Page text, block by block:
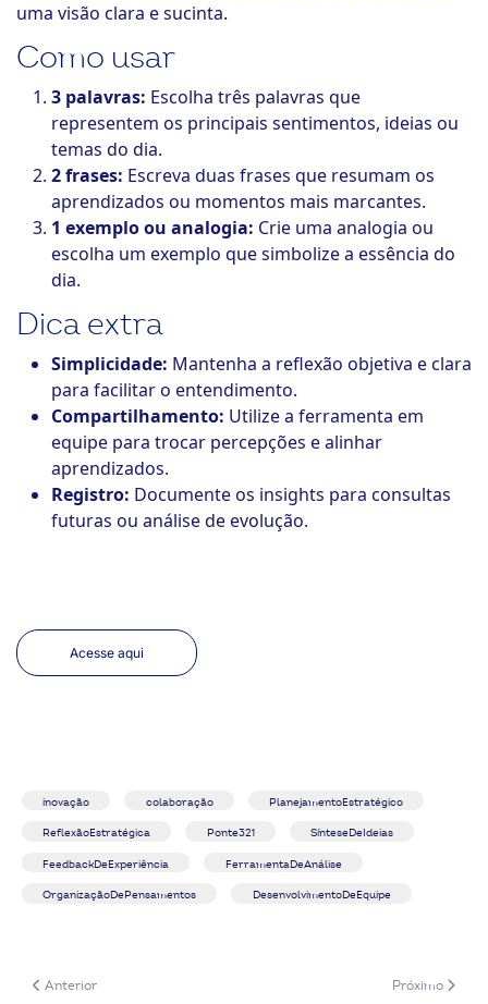
uma visão clara e sucinta.
Como usar
3 palavras: Escolha três palavras que
representem os principais sentimentos, ideias ou
temas do dia.
2 frases: Escreva duas frases que resumam os
aprendizados ou momentos mais marcantes.
1 exemplo ou analogia: Crie uma analogia ou
escolha um exemplo que simbolize a essência do
dia.
Dica extra
Simplicidade: Mantenha a reflexão objetiva e clara
para facilitar o entendimento.
Compartilhamento: Utilize a ferramenta em
equipe para trocar percepções e alinhar
aprendizados.
Registro: Documente os insights para consultas
futuras ou análise de evolução.
Acesse aqui
inovação colaboração PlanejamentoEstratégico
ReflexãoEstratégica Ponte321 SínteseDeIdeias
FeedbackDeExperiência FerramentaDeAnálise
OrganizaçãoDePensamentos DesenvolvimentoDeEquipe
Artigo anterior: Pontos de Reflexão
Anterior Próximo
Próximo